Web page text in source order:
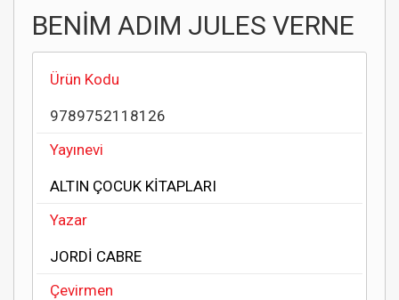
BENİM ADIM JULES VERNE
Ürün Kodu
9789752118126
Yayınevi
ALTIN ÇOCUK KİTAPLARI
Yazar
JORDİ CABRE
Çevirmen